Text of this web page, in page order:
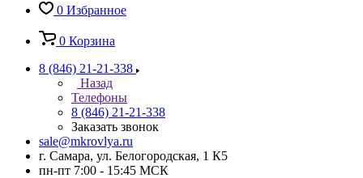
0 Избранное
0 Корзина
8 (846) 21-21-338
Назад
Телефоны
8 (846) 21-21-338
Заказать звонок
sale@mkrovlya.ru
г. Самара, ул. Белогородская, 1 К5
пн-пт 7:00 - 15:45 МСК